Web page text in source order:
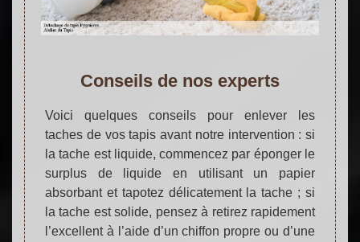
Conseils de nos experts
Voici quelques conseils pour enlever les
taches de vos tapis avant notre intervention : si
la tache est liquide, commencez par éponger le
surplus de liquide en utilisant un papier
absorbant et tapotez délicatement la tache ; si
la tache est solide, pensez à retirez rapidement
l’excellent à l’aide d’un chiffon propre ou d’une